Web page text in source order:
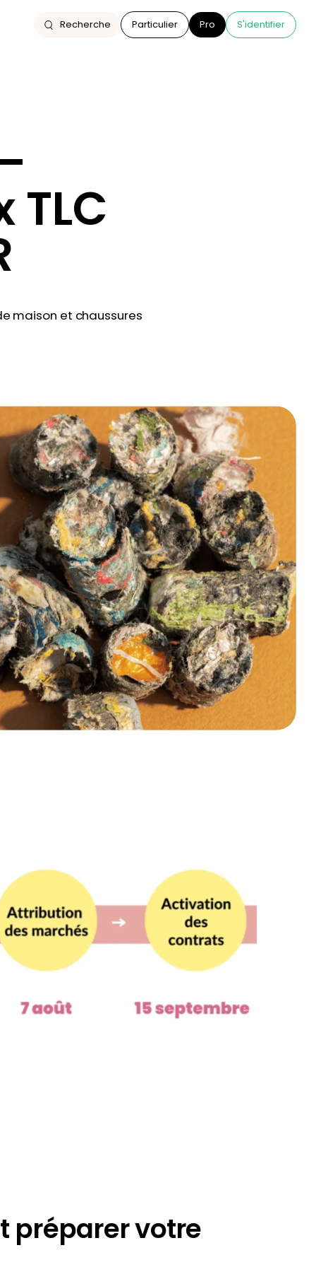
Recherche Particulier Pro S'identifier
maison et chaussures
préparer votre